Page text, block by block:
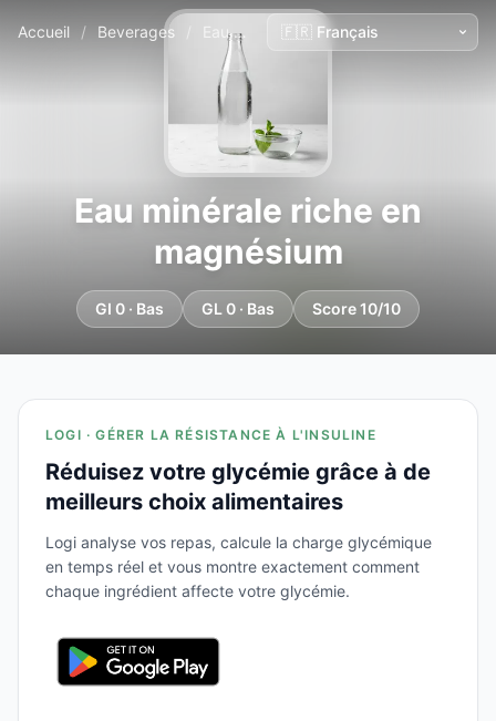
Accueil / Beverages Eau minérale riche en magnésium
Eau minérale riche en
magnésium
GI 0 · Bas GL 0 · Bas Score 10/10
LOGI · GÉRER LA RÉSISTANCE À L'INSULINE
Réduisez votre glycémie grâce à de
meilleurs choix alimentaires
Logi analyse vos repas, calcule la charge glycémique
en temps réel et vous montre exactement comment
chaque ingrédient affecte votre glycémie.